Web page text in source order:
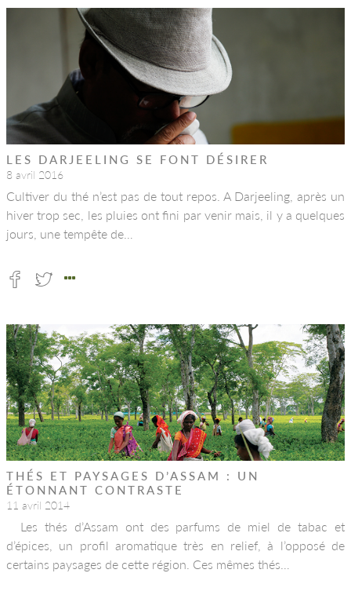
LES DARJEELING SE FONT DÉSIRER
8 avril 2016
Cultiver du thé n’est pas de tout repos. A Darjeeling, après un
hiver trop sec, les pluies ont fini par venir mais, il y a quelques
jours, une tempête de…
THÉS ET PAYSAGES D’ASSAM : UN
ÉTONNANT CONTRASTE
11 avril 2014
Les thés d’Assam ont des parfums de miel de tabac et
d’épices, un profil aromatique très en relief, à l’opposé de
certains paysages de cette région. Ces mêmes thés…